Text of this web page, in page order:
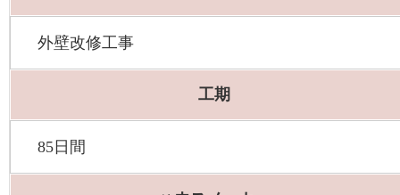
外壁改修工事
工期
85日間